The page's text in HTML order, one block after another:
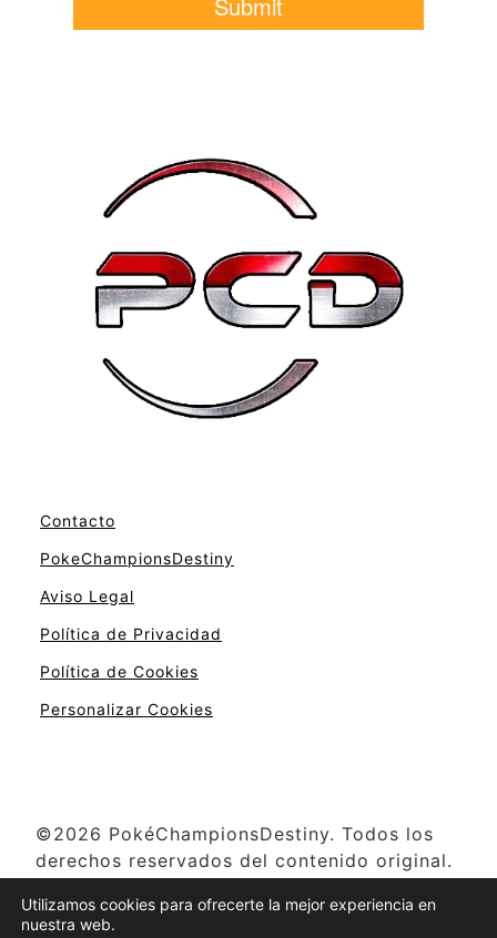
Contacto
PokeChampionsDestiny
Aviso Legal
Política de Privacidad
Política de Cookies
Personalizar Cookies
©2026 PokéChampionsDestiny. Todos los
derechos reservados del contenido original.
propiedad de The Pokémon Company,
Utilizamos cookies para ofrecerte la mejor experiencia en
nuestra web.